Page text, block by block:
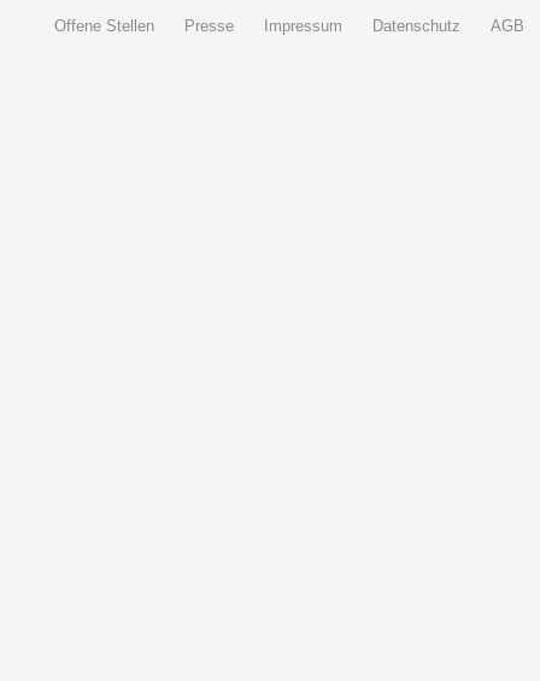
Offene Stellen Presse Impressum Datenschutz AGB